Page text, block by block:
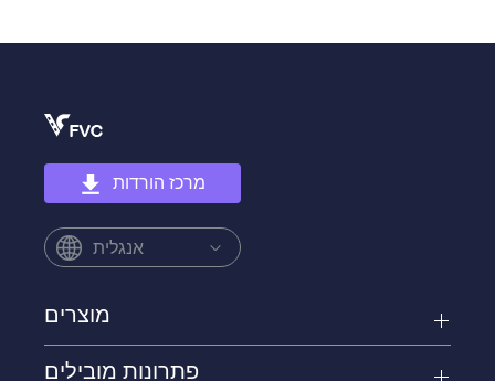
מרכז הורדות
אנגלית
מוצרים
פתרונות מובילים